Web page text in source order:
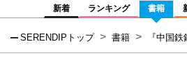
新着 ランキング 書籍
SERENDIPトップ 書籍 『中国鉄